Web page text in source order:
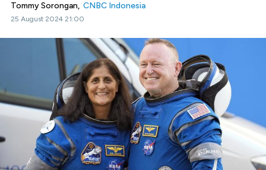
Tommy Sorongan, CNBC Indonesia
25 August 2024 21:00